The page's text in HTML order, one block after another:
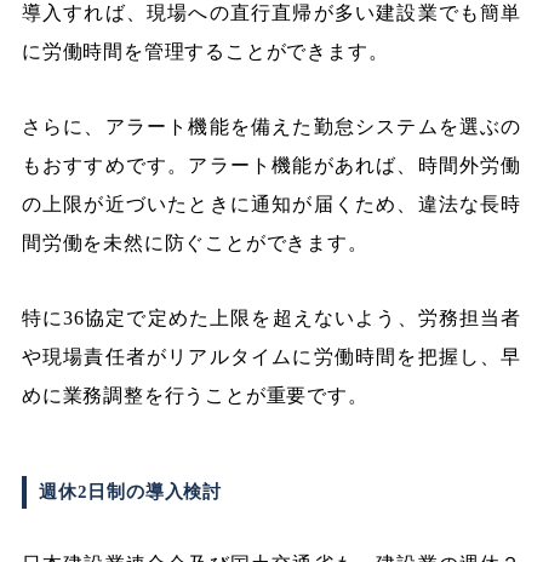
導入すれば、現場への直行直帰が多い建設業でも簡単
に労働時間を管理することができます。
さらに、アラート機能を備えた勤怠システムを選ぶの
もおすすめです。アラート機能があれば、時間外労働
の上限が近づいたときに通知が届くため、違法な長時
間労働を未然に防ぐことができます。
特に36協定で定めた上限を超えないよう、労務担当者
や現場責任者がリアルタイムに労働時間を把握し、早
めに業務調整を行うことが重要です。
週休2日制の導入検討